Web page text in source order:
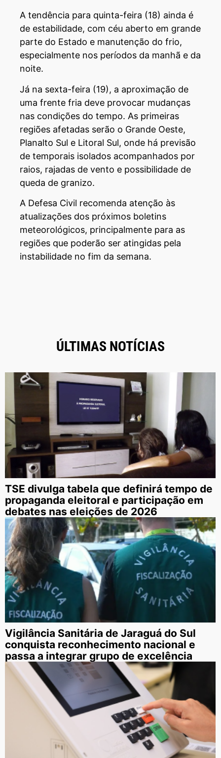
A tendência para quinta-feira (18) ainda é
de estabilidade, com céu aberto em grande
parte do Estado e manutenção do frio,
especialmente nos períodos da manhã e da
noite.
Já na sexta-feira (19), a aproximação de
uma frente fria deve provocar mudanças
nas condições do tempo. As primeiras
regiões afetadas serão o Grande Oeste,
Planalto Sul e Litoral Sul, onde há previsão
de temporais isolados acompanhados por
raios, rajadas de vento e possibilidade de
queda de granizo.
A Defesa Civil recomenda atenção às
atualizações dos próximos boletins
meteorológicos, principalmente para as
regiões que poderão ser atingidas pela
instabilidade no fim da semana.
ÚLTIMAS NOTÍCIAS
TSE divulga tabela que definirá tempo de
propaganda eleitoral e participação em
debates nas eleições de 2026
Vigilância Sanitária de Jaraguá do Sul
conquista reconhecimento nacional e
passa a integrar grupo de excelência